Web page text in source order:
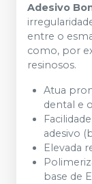
Adesivo
entre o
como, por
resinosos.
Atua
dental e
adesivo
Elevada
base de